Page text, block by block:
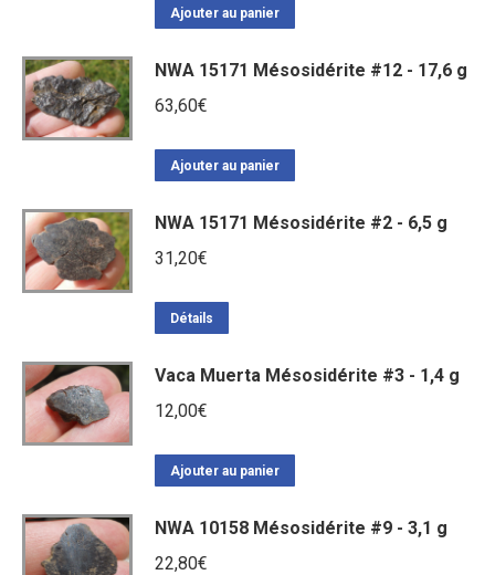
Ajouter au panier
NWA 15171 Mésosidérite #12 - 17,6 g
63,60€
Ajouter au panier
NWA 15171 Mésosidérite #2 - 6,5 g
31,20€
Détails
Vaca Muerta Mésosidérite #3 - 1,4 g
12,00€
Ajouter au panier
NWA 10158 Mésosidérite #9 - 3,1 g
22,80€